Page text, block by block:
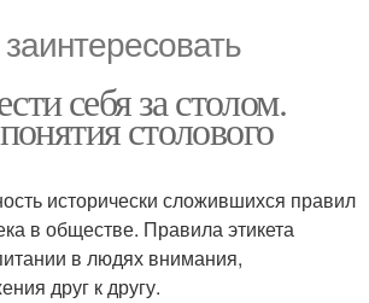
себя за столом.
столового
исторически сложившихся правил
в обществе. Правила этикета
в людях внимания,
друг к другу.